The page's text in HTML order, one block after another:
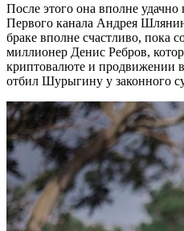
После этого она вполне
Первого канала Андрея
браке вполне счастливо, пока
миллионер Денис Ребров,
криптовалюте и продвижении
отбил Шурыгину у законного